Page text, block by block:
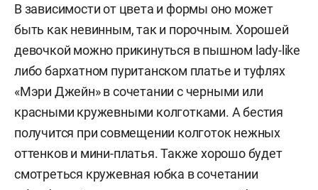
В зависимости от цвета и формы оно может
быть как невинным, так и порочным. Хорошей
девочкой можно прикинуться в пышном lady-like
либо бархатном пуританском платье и туфлях
«Мэри Джейн» в сочетании с черными или
красными кружевными колготками. А бестия
получится при совмещении колготок нежных
оттенков и мини-платья. Также хорошо будет
смотреться кружевная юбка в сочетании